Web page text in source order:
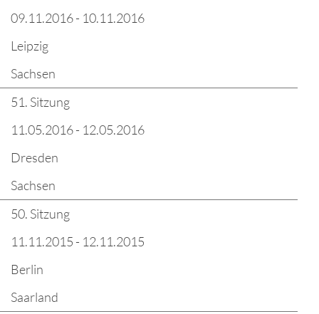
09.11.2016 - 10.11.2016
Leipzig
Sachsen
51. Sitzung
11.05.2016 - 12.05.2016
Dresden
Sachsen
50. Sitzung
11.11.2015 - 12.11.2015
Berlin
Saarland